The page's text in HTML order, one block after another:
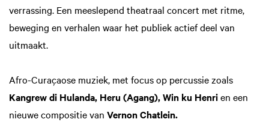
verrassing. Een meeslepend theatraal concert met ritme,
beweging en verhalen waar het publiek actief deel van
uitmaakt.
Afro-Curaçaose muziek, met focus op percussie zoals
Kangrew di Hulanda, Heru (Agang), Win ku Henrien een
nieuwe compositie van Vernon Chatlein.